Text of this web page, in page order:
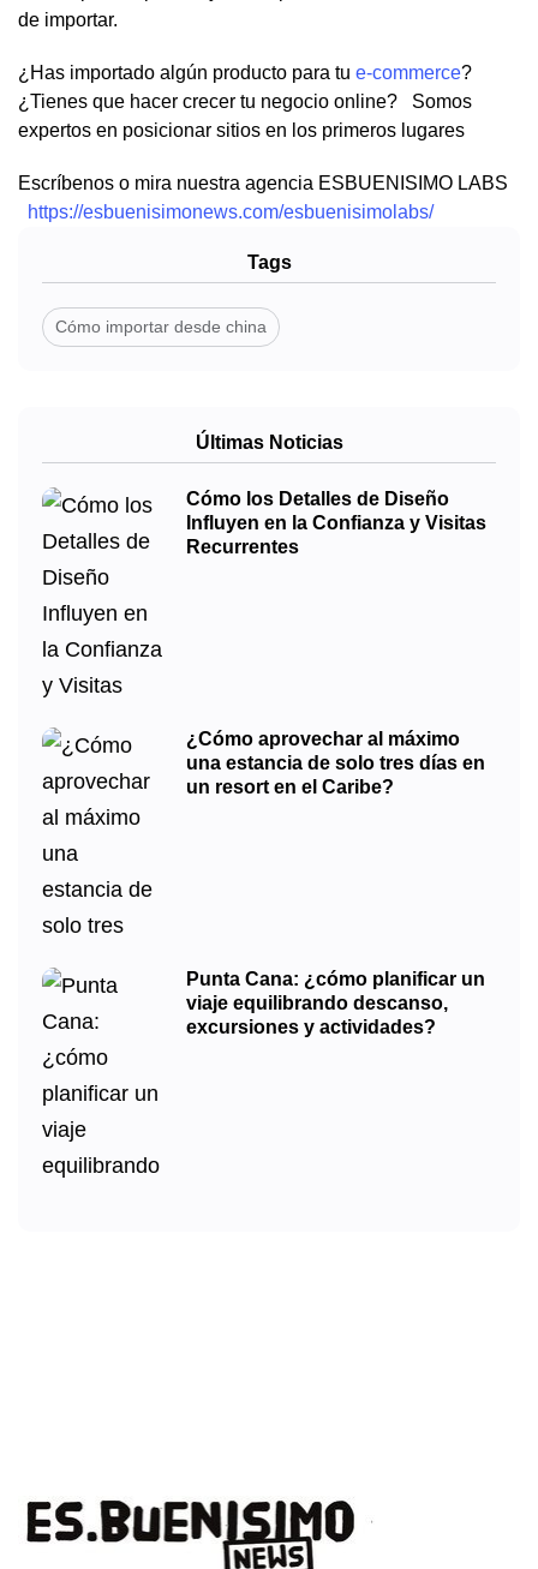
de importar.
¿Has importado algún producto para tu e-commerce?
¿Tienes que hacer crecer tu negocio online? Somos
expertos en posicionar sitios en los primeros lugares
Escríbenos o mira nuestra agencia ESBUENISIMO LABS
https://esbuenisimonews.com/esbuenisimolabs/
Tags
Cómo importar desde china
Últimas Noticias
Cómo los Detalles de Diseño
Influyen en la Confianza y Visitas
Recurrentes
¿Cómo aprovechar al máximo
una estancia de solo tres días en
un resort en el Caribe?
Punta Cana: ¿cómo planificar un
viaje equilibrando descanso,
excursiones y actividades?